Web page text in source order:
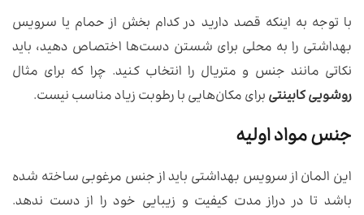
با توجه به اینکه قصد دارید در کدام بخش از حمام یا سرویس
بهداشتی را به محلی برای شستن دست‌ها اختصاص دهید، باید
نکاتی مانند جنس و متریال را انتخاب کنید. چرا که برای مثال
روشویی کابینتیبرای مکان‌هایی با رطوبت زیاد مناسب نیست.
جنس مواد اولیه
این المان از سرویس بهداشتی باید از جنس مرغوبی ساخته شده
باشد تا در دراز مدت کیفیت و زیبایی خود را از دست ندهد.